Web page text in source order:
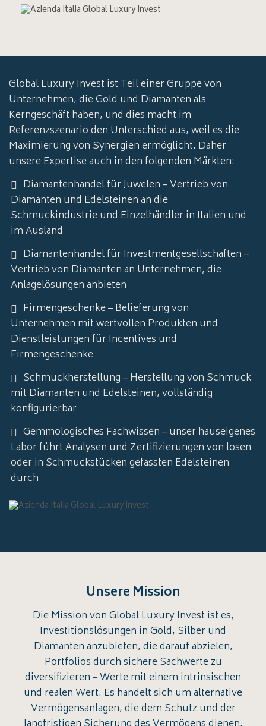
Global Luxury Invest ist Teil einer Gruppe von
Unternehmen, die Gold und Diamanten als
Kerngeschäft haben, und dies macht im
Referenzszenario den Unterschied aus, weil es die
Maximierung von Synergien ermöglicht. Daher
unsere Expertise auch in den folgenden Märkten:
Diamantenhandel für Juwelen – Vertrieb von
Diamanten und Edelsteinen an die
Schmuckindustrie und Einzelhändler in Italien und
im Ausland
Diamantenhandel für Investmentgesellschaften –
Vertrieb von Diamanten an Unternehmen, die
Anlagelösungen anbieten
Firmengeschenke – Belieferung von
Unternehmen mit wertvollen Produkten und
Dienstleistungen für Incentives und
Firmengeschenke
Schmuckherstellung – Herstellung von Schmuck
mit Diamanten und Edelsteinen, vollständig
konfigurierbar
Gemmologisches Fachwissen – unser hauseigenes
Labor führt Analysen und Zertifizierungen von losen
oder in Schmuckstücken gefassten Edelsteinen
durch
Unsere Mission
Die Mission von Global Luxury Invest ist es,
Investitionslösungen in Gold, Silber und
Diamanten anzubieten, die darauf abzielen,
Portfolios durch sichere Sachwerte zu
diversifizieren – Werte mit einem intrinsischen
und realen Wert. Es handelt sich um alternative
Vermögensanlagen, die dem Schutz und der